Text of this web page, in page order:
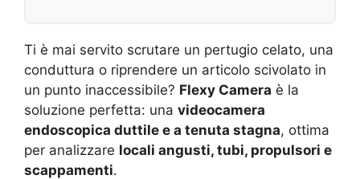
Ti è mai servito scrutare un pertugio celato, una
conduttura o riprendere un articolo scivolato in
un punto inaccessibile? Flexy Camera è la
soluzione perfetta: una videocamera
endoscopica duttile e a tenuta stagna, ottima
per analizzare locali angusti, tubi, propulsori e
scappamenti.